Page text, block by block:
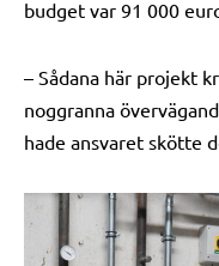
budget var 91 000
– Sådana här projekt
noggranna
hade ansvaret skötte